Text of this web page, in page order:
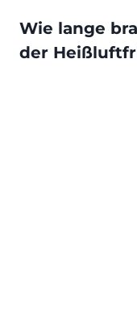
Wie lange
der